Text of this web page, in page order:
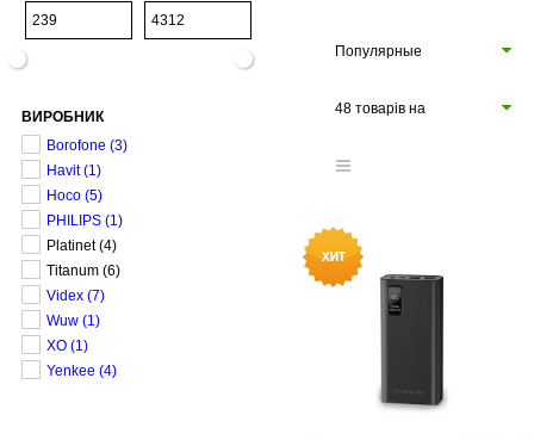
ВИРОБНИК
Borofone (3)
Havit (1)
Hoco (5)
PHILIPS (1)
Platinet (4)
Titanum (6)
Videx (7)
Wuw (1)
XO (1)
Yenkee (4)
Популярные
48 товарів на